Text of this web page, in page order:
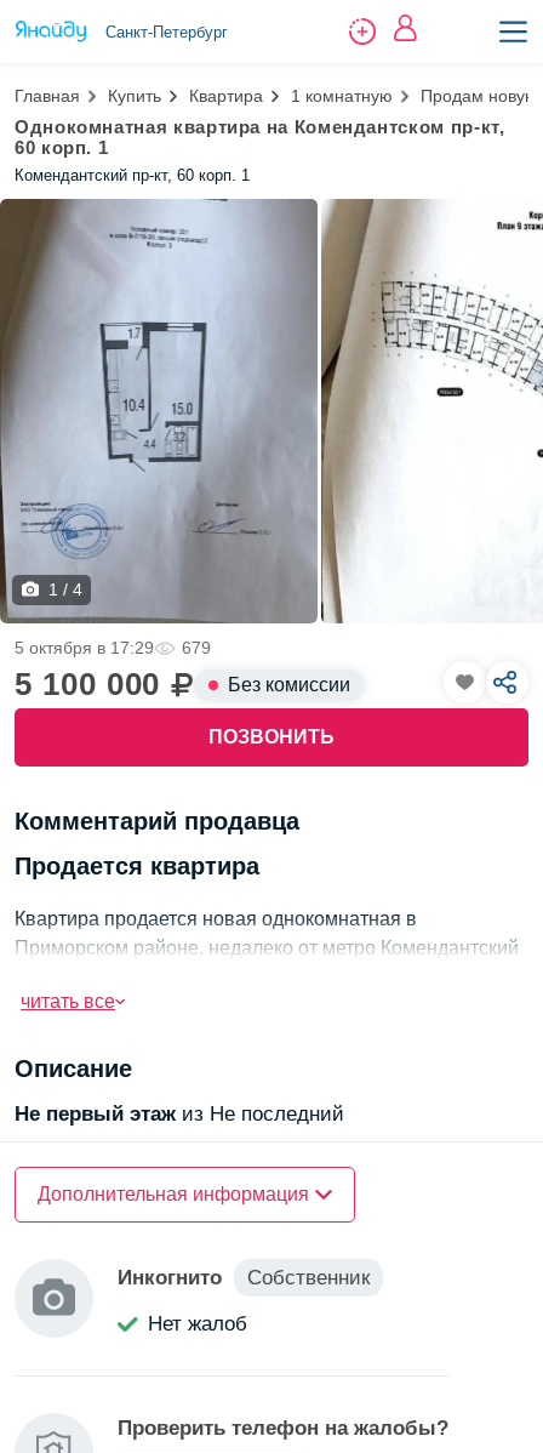
Санкт-Петербург
Главная Купить Квартира 1 комнатную Продам новую
Однокомнатная квартира на Комендантском пр-кт,
60 корп. 1
Комендантский пр-кт, 60 корп. 1
1 / 4
5 100 000 Без комиссии
ПОЗВОНИТЬ
5 октября в 17:29 679
Описание
Не первый этаж из Не последний
О доме
Материал стен —
Материал стен —монолитный
Балкон/Лоджия —лоджия
Дополнительная информация
Комментарий продавца
Продается квартира
Квартира продается новая однокомнатная в
Приморском районе, недалеко от метро Комендантский
“Шуваловский проспект”, что обеспечит удобный доступ
читать все
Инкогнито
Собственник
Нет жалоб
Проверить телефон на жалобы?